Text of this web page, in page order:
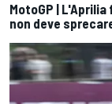
MotoGP |
non deve